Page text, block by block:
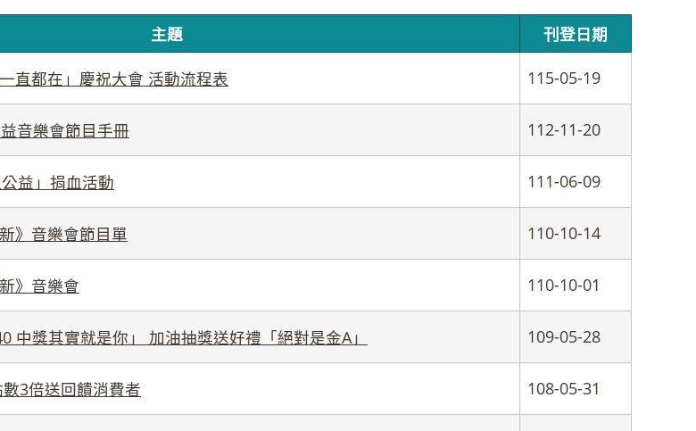
主題 刊登日期
直都在」慶祝大會 活動流程表 115-05-19
音樂會節目手冊 112-11-20
益」捐血活動 111-06-09
》音樂會節目單 110-10-14
》音樂會 110-10-01
中獎其實就是你」 加油抽獎送好禮「絕對是金A」 109-05-28
3倍送回饋消費者 108-05-31